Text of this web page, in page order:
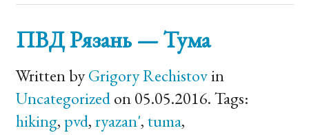
ПВД Рязань — Тума
Written byGrigory Rechistovin
Uncategorizedon 05.05.2016. Tags:
hiking, pvd,ryazan', tuma,